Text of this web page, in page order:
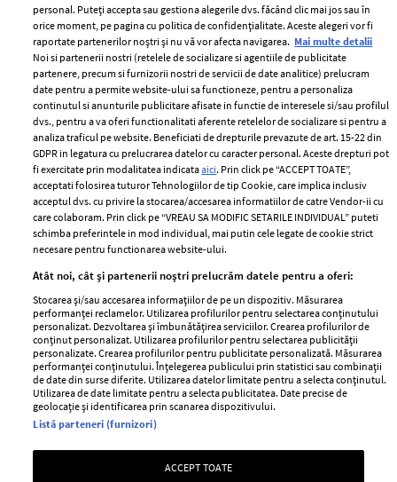
ELLE Style Awards
2024
Despre ELLE
Romania
Contact
Abonamente
Termeni si conditii
Politica de
confidențialitate
Politica de cookies
Publicitate
GSP
Unica
Baby
Retete
femei
Viva
Avantaje
Retete practice
Pariază responsabil! Decizia ONJN nr. 821/25.09.2025.
Jocurile de noroc sunt interzise minorilor.
personal. Puteți accepta sau gestiona alegerile dvs. făcând clic mai jos sau în
orice moment, pe pagina cu politica de confidențialitate. Aceste alegeri vor fi
raportate partenerilor noștri și nu vă vor afecta navigarea. Mai multe detalii
Noi si partenerii nostri (retelele de socializare si agentiile de publicitate
partenere, precum si furnizorii nostri de servicii de date analitice) prelucram
date pentru a permite website-ului sa functioneze, pentru a personaliza
continutul si anunturile publicitare afisate in functie de interesele si/sau profilul
dvs., pentru a va oferi functionalitati aferente retelelor de socializare si pentru a
analiza traficul pe website. Beneficiati de drepturile prevazute de art. 15-22 din
GDPR in legatura cu prelucrarea datelor cu caracter personal. Aceste drepturi pot
fi exercitate prin modalitatea indicataaici. Prin click pe “ACCEPT TOATE”,
acceptati folosirea tuturor Tehnologiilor de tip Cookie, care implica inclusiv
acceptul dvs. cu privire la stocarea/accesarea informatiilor de catre Vendor-ii cu
care colaboram. Prin click pe “VREAU SA MODIFIC SETARILE INDIVIDUAL” puteti
schimba preferintele in mod individual, mai putin cele legate de cookie strict
necesare pentru functionarea website-ului.
Atât noi, cât și partenerii noștri prelucrăm datele pentru a oferi:
Stocarea și/sau accesarea informațiilor de pe un dispozitiv. Măsurarea
performanței reclamelor. Utilizarea profilurilor pentru selectarea conținutului
personalizat. Dezvoltarea și îmbunătățirea serviciilor. Crearea profilurilor de
conținut personalizat. Utilizarea profilurilor pentru selectarea publicității
personalizate. Crearea profilurilor pentru publicitate personalizată. Măsurarea
performanței conținutului. Înțelegerea publicului prin statistici sau combinații
de date din surse diferite. Utilizarea datelor limitate pentru a selecta conținutul.
Utilizarea de date limitate pentru a selecta publicitatea. Date precise de
geolocație și identificarea prin scanarea dispozitivului.
Listă parteneri (furnizori)
ACCEPT TOATE